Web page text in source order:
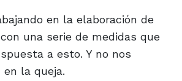
en la elaboración de
una serie de medidas que
a esto. Y no nos
la queja.